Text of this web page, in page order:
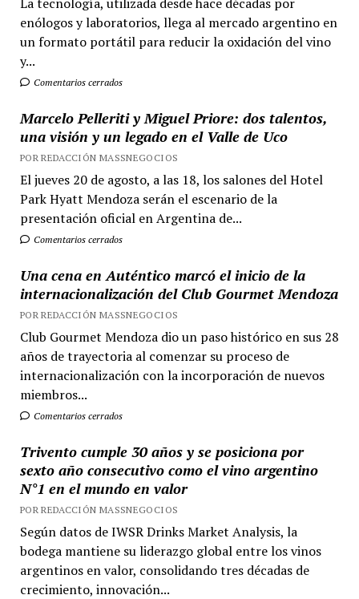
enólogos y laboratorios, llega al mercado argentino en
un formato portátil para reducir la oxidación del vino
y...
Comentarios cerrados
Marcelo Pelleriti y Miguel Priore: dos talentos,
una visión y un legado en el Valle de Uco
POR REDACCIÓN MASSNEGOCIOS
El jueves 20 de agosto, a las 18, los salones del Hotel
Park Hyatt Mendoza serán el escenario de la
presentación oficial en Argentina de...
Comentarios cerrados
Una cena en Auténtico marcó el inicio de la
internacionalización del Club Gourmet Mendoza
POR REDACCIÓN MASSNEGOCIOS
Club Gourmet Mendoza dio un paso histórico en sus 28
años de trayectoria al comenzar su proceso de
internacionalización con la incorporación de nuevos
miembros...
Comentarios cerrados
Trivento cumple 30 años y se posiciona por
sexto año consecutivo como el vino argentino
N°1 en el mundo en valor
POR REDACCIÓN MASSNEGOCIOS
Según datos de IWSR Drinks Market Analysis, la
bodega mantiene su liderazgo global entre los vinos
argentinos en valor, consolidando tres décadas de
crecimiento, innovación...